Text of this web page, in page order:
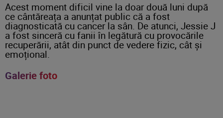
Acest moment dificil vine la doar două luni după
ce cântăreața a anunțat public că a fost
diagnosticată cu cancer la sân. De atunci, Jessie J
a fost sinceră cu fanii în legătură cu provocările
recuperării, atât din punct de vedere fizic, cât și
emoțional.
Galerie foto